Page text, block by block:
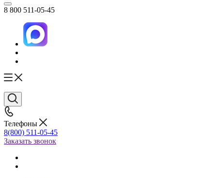
8 800 511-05-45
Телефоны
8(800) 511-05-45
Заказать звонок